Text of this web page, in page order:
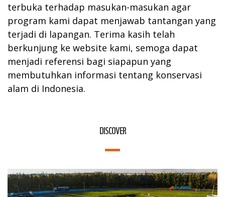
terbuka terhadap masukan-masukan agar
program kami dapat menjawab tantangan yang
terjadi di lapangan. Terima kasih telah
berkunjung ke website kami, semoga dapat
menjadi referensi bagi siapapun yang
membutuhkan informasi tentang konservasi
alam di Indonesia.
DISCOVER